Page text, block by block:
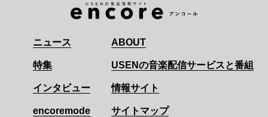
ニュース
特集
インタビュー
encoremode
ABOUT
USENの音楽配信サービスと番組
情報サイト
サイトマップ